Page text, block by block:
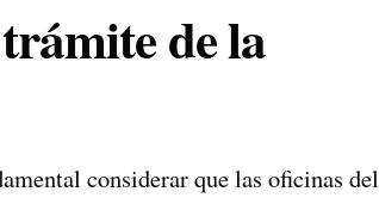
de la
considerar que las oficinas del